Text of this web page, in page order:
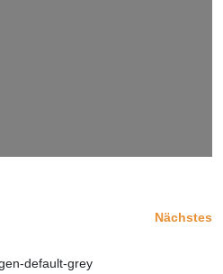
Nächstes